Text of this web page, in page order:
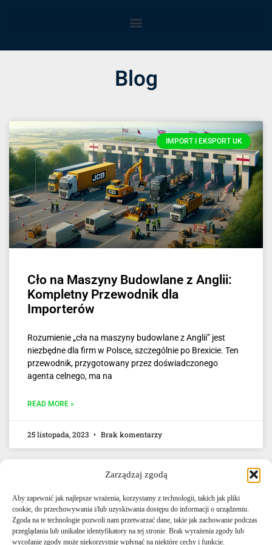
Zarządzaj zgodą
Aby zapewnić jak najlepsze wrażenia, korzystamy z technologii, takich jak pliki
cookie, do przechowywania i/lub uzyskiwania dostępu do informacji o urządzeniu.
Zgoda na te technologie pozwoli nam przetwarzać dane, takie jak zachowanie podczas
przeglądania lub unikalne identyfikatory na tej stronie. Brak wyrażenia zgody lub
wycofanie zgody może niekorzystnie wpłynąć na niektóre cechy i funkcje.
Blog
IMPORT I EKSPORT UK
Cło na Maszyny Budowlane z Anglii:
Kompletny Przewodnik dla
Importerów
Rozumienie „cła na maszyny budowlane z Anglii” jest
niezbędne dla firm w Polsce, szczególnie po Brexicie. Ten
przewodnik, przygotowany przez doświadczonego
agenta celnego, ma na
READ MORE »
25 listopada, 2023 Brak komentarzy
E-mail: info@agencjacelna.uk